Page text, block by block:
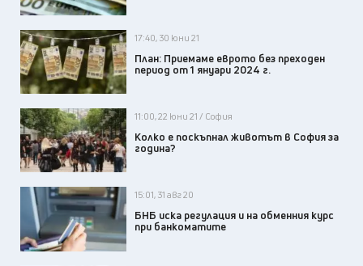
17:40, 30 юни 21
План: Приемаме еврото без преходен
период от 1 януари 2024 г.
11:00, 22 юни 21 / София
Колко е поскъпнал животът в София за
година?
15:01, 31 авг 20
БНБ иска регулация и на обменния курс
при банкоматите